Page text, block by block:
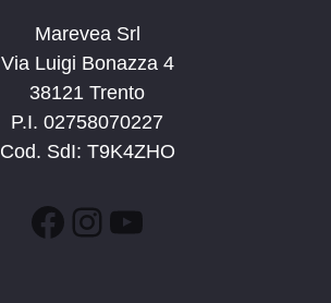
Marevea Srl
Via Luigi Bonazza 4
38121 Trento
P.I. 02758070227
Cod. SdI: T9K4ZHO
Facebook
Instagram
YouTube